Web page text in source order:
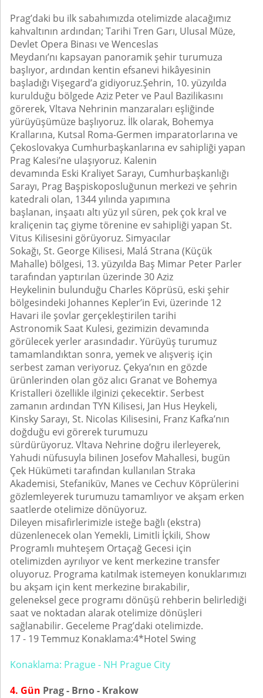
Prag’daki bu ilk sabahımızda otelimizde alacağımız
kahvaltının ardından; Tarihi Tren Garı, Ulusal Müze,
Devlet Opera Binası ve Wenceslas
Meydanı’nı kapsayan panoramik şehir turumuza
başlıyor, ardından kentin efsanevi hikâyesinin
başladığı Vişegard’a gidiyoruz.Şehrin, 10. yüzyılda
kurulduğu bölgede Aziz Peter ve Paul Bazilikasını
görerek, Vltava Nehrinin manzaraları eşliğinde
yürüyüşümüze başlıyoruz. İlk olarak, Bohemya
Krallarına, Kutsal Roma-Germen imparatorlarına ve
Çekoslovakya Cumhurbaşkanlarına ev sahipliği yapan
Prag Kalesi’ne ulaşıyoruz. Kalenin
devamında Eski Kraliyet Sarayı, Cumhurbaşkanlığı
Sarayı, Prag Başpiskoposluğunun merkezi ve şehrin
katedrali olan, 1344 yılında yapımına
başlanan, inşaatı altı yüz yıl süren, pek çok kral ve
kraliçenin taç giyme törenine ev sahipliği yapan St.
Vitus Kilisesini görüyoruz. Simyacılar
Sokağı, St. George Kilisesi, Malá Strana (Küçük
Mahalle) bölgesi, 13. yüzyılda Baş Mimar Peter Parler
tarafından yaptırılan üzerinde 30 Aziz
Heykelinin bulunduğu Charles Köprüsü, eski şehir
bölgesindeki Johannes Kepler’in Evi, üzerinde 12
Havari ile şovlar gerçekleştirilen tarihi
Astronomik Saat Kulesi, gezimizin devamında
görülecek yerler arasındadır. Yürüyüş turumuz
tamamlandıktan sonra, yemek ve alışveriş için
serbest zaman veriyoruz. Çekya’nın en gözde
ürünlerinden olan göz alıcı Granat ve Bohemya
Kristalleri özellikle ilginizi çekecektir. Serbest
zamanın ardından TYN Kilisesi, Jan Hus Heykeli,
Kinsky Sarayı, St. Nicolas Kilisesini, Franz Kafka’nın
doğduğu evi görerek turumuzu
sürdürüyoruz. Vltava Nehrine doğru ilerleyerek,
Yahudi nüfusuyla bilinen Josefov Mahallesi, bugün
Çek Hükümeti tarafından kullanılan Straka
Akademisi, Stefaniküv, Manes ve Cechuv Köprülerini
gözlemleyerek turumuzu tamamlıyor ve akşam erken
saatlerde otelimize dönüyoruz.
Dileyen misafirlerimizle isteğe bağlı (ekstra)
düzenlenecek olan Yemekli, Limitli İçkili, Show
Programlı muhteşem Ortaçağ Gecesi için
otelimizden ayrılıyor ve kent merkezine transfer
oluyoruz. Programa katılmak istemeyen konuklarımızı
bu akşam için kent merkezine bırakabilir,
geleneksel gece programı dönüşü rehberin belirlediği
saat ve noktadan alarak otelimize dönüşleri
sağlanabilir. Geceleme Prag’daki otelimizde.
17 - 19 Temmuz Konaklama:4*Hotel Swing
Konaklama: Prague - NH Prague City
4. Gün Prag - Brno - Krakow